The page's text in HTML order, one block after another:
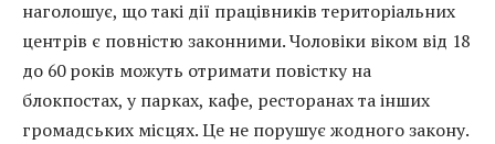
наголошує, що такі дії працівників територіальних
центрів є повністю законними. Чоловіки віком від 18
до 60 років можуть отримати повістку на
блокпостах, у парках, кафе, ресторанах та інших
громадських місцях. Це не порушує жодного закону.